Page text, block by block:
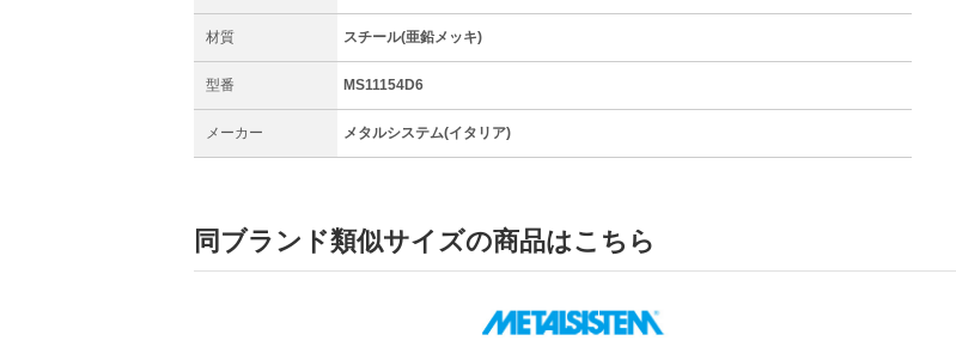
材質 スチール(亜鉛メッキ)
型番 MS11154D6
メーカー メタルシステム(イタリア)
同ブランド類似サイズの商品はこちら